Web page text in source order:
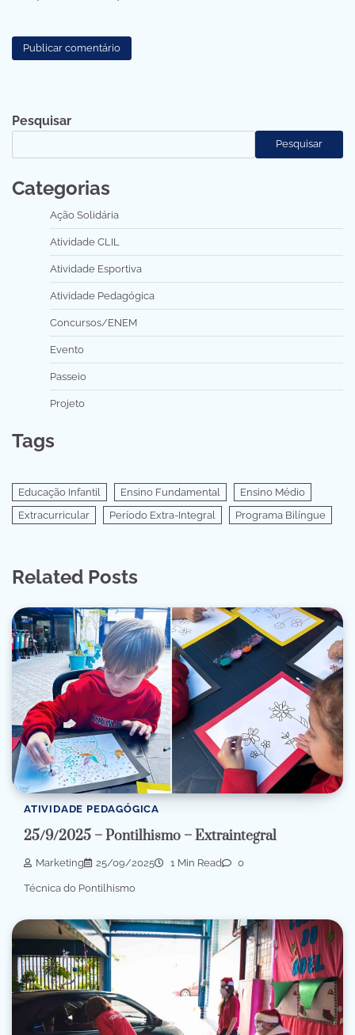
Pesquisar
Pesquisar
Categorias
Ação Solidária
Atividade CLIL
Atividade Esportiva
Atividade Pedagógica
Concursos/ENEM
Evento
Passeio
Projeto
Tags
Educação Infantil Ensino Fundamental
Ensino Médio
Extracurricular
Período Extra-Integral Programa Bilíngue
Related Posts
ATIVIDADE PEDAGÓGICA
25/9/2025 – Pontilhismo – Extraintegral
Marketing 25/09/2025 1 Min Read 0
Técnica do Pontilhismo